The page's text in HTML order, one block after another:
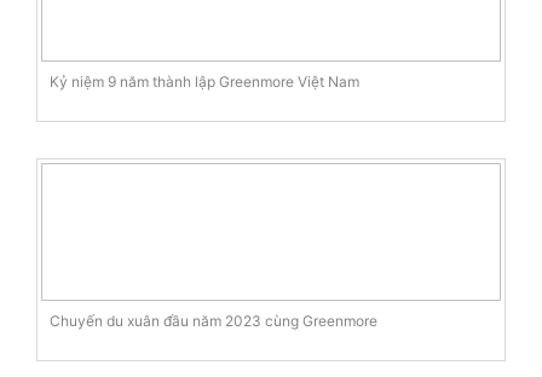
Kỷ niệm 9 năm thành lập Greenmore Việt Nam
Chuyến du xuân đầu năm 2023 cùng Greenmore